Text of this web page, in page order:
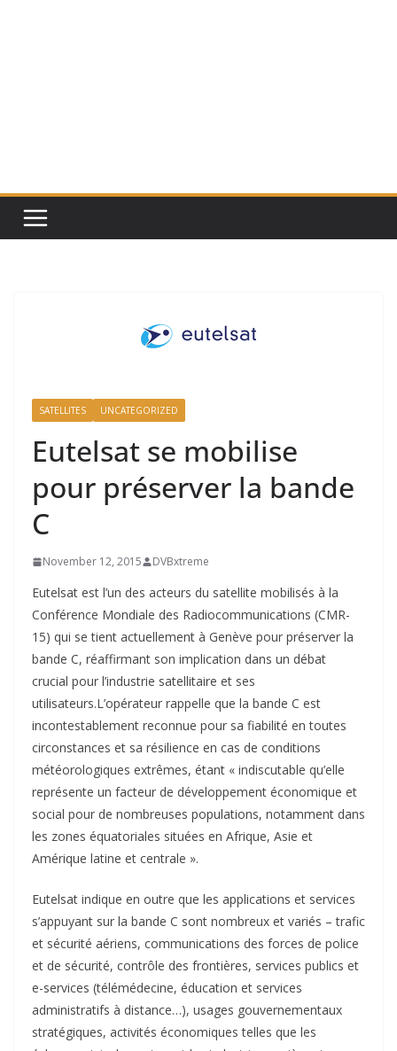
SATELLITES UNCATEGORIZED
Eutelsat se mobilise
pour préserver la bande
C
November 12, 2015 DVBxtreme
Eutelsat est l’un des acteurs du satellite mobilisés à la
Conférence Mondiale des Radiocommunications (CMR-
15) qui se tient actuellement à Genève pour préserver la
bande C, réaffirmant son implication dans un débat
crucial pour l’industrie satellitaire et ses
utilisateurs.L’opérateur rappelle que la bande C est
incontestablement reconnue pour sa fiabilité en toutes
circonstances et sa résilience en cas de conditions
météorologiques extrêmes, étant « indiscutable qu’elle
représente un facteur de développement économique et
social pour de nombreuses populations, notamment dans
les zones équatoriales situées en Afrique, Asie et
Amérique latine et centrale ».
Eutelsat indique en outre que les applications et services
s’appuyant sur la bande C sont nombreux et variés – trafic
et sécurité aériens, communications des forces de police
et de sécurité, contrôle des frontières, services publics et
e-services (télémédecine, éducation et services
administratifs à distance…), usages gouvernementaux
stratégiques, activités économiques telles que les